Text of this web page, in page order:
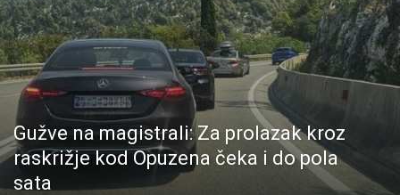
Gužve na magistrali: Za prolazak kroz
raskrižje kod Opuzena čeka i do pola
sata